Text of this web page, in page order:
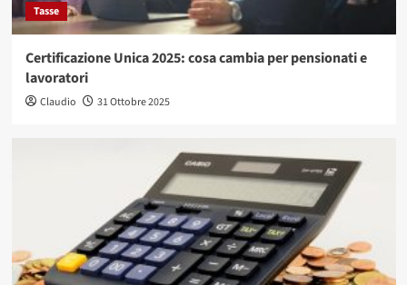
Tasse
Certificazione Unica 2025: cosa cambia per pensionati e
lavoratori
Claudio 31 Ottobre 2025